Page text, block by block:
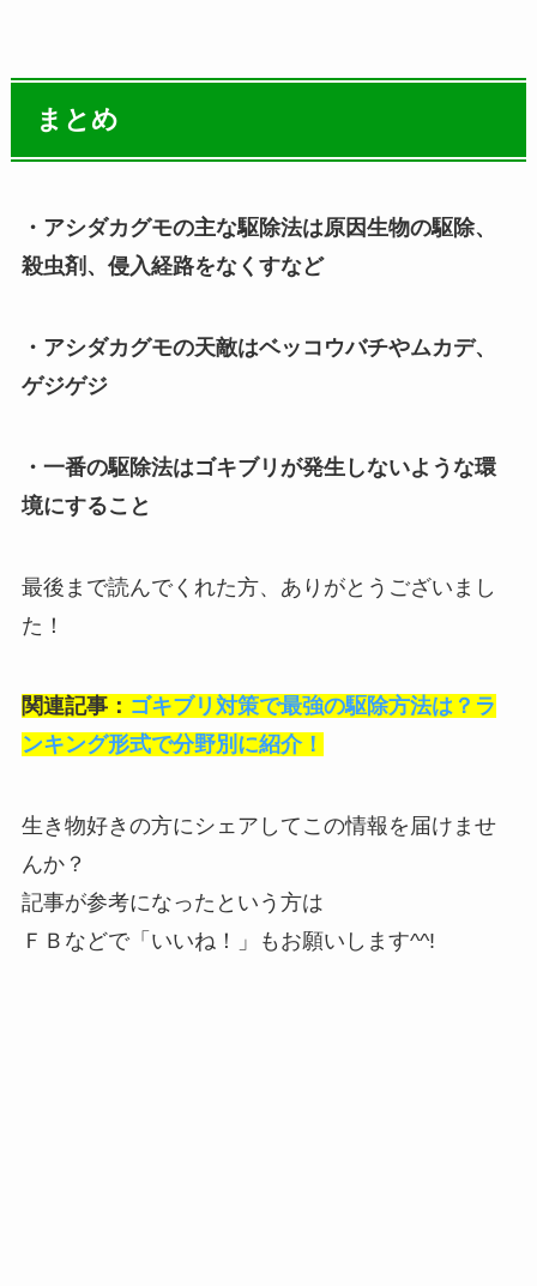
まとめ
・アシダカグモの主な駆除法は原因生物の駆除、
殺虫剤、侵入経路をなくすなど
・アシダカグモの天敵はベッコウバチやムカデ、
ゲジゲジ
・一番の駆除法はゴキブリが発生しないような環
境にすること
最後まで読んでくれた方、ありがとうございまし
た！
関連記事： ゴキブリ対策で最強の駆除方法は？ラ
ンキング形式で分野別に紹介！
生き物好きの方にシェアしてこの情報を届けませ
んか？
記事が参考になったという方は
ＦＢなどで「 いいね！ 」もお願いします^^!